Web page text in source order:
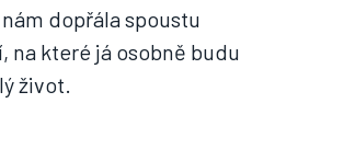
dopřála spoustu
na které já osobně budu
život.